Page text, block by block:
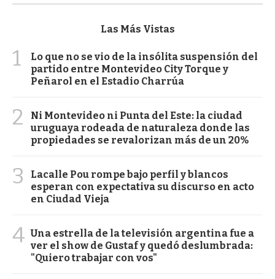
Las Más Vistas
1
Lo que no se vio de la insólita suspensión del
partido entre Montevideo City Torque y
Peñarol en el Estadio Charrúa
2
Ni Montevideo ni Punta del Este: la ciudad
uruguaya rodeada de naturaleza donde las
propiedades se revalorizan más de un 20%
3
Lacalle Pou rompe bajo perfil y blancos
esperan con expectativa su discurso en acto
en Ciudad Vieja
4 Una estrella de la televisión argentina fue a
ver el show de Gustaf y quedó deslumbrada:
"Quiero trabajar con vos"